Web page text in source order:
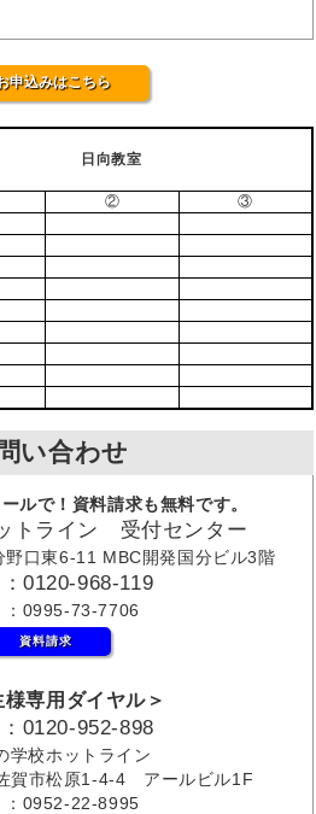
申込みはこちら
日向教室
②
③
い合わせ
ルで！資料請求も無料です。
トライン 受付センター
口東6-11 MBC開発国分ビル3階
0120-968-119
：0995-73-7706
資料請求
様専用ダイヤル＞
0120-952-898
学校ホットライン
賀市松原1-4-4 アールビル1F
：0952-22-8995